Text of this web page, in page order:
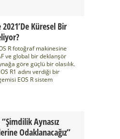
Küresel Bir
R fotoğraf makinesine
ve global bir deklanşör
göre güçlü bir olasılık.
R1 adını verdiği bir
EOS R sistem
Aynasız
Odaklanacağız”